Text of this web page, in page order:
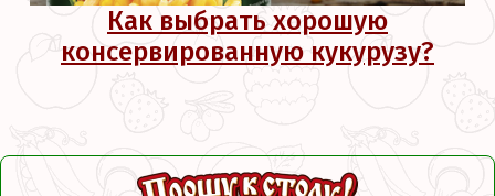
Как выбрать хорошую
консервированную кукурузу?